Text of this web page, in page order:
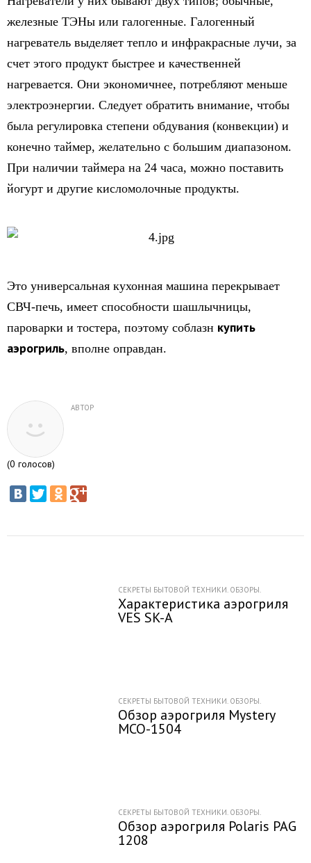
железные ТЭНы или галогенные. Галогенный
нагреватель выделяет тепло и инфракрасные лучи, за
счет этого продукт быстрее и качественней
нагревается. Они экономичнее, потребляют меньше
электроэнергии. Следует обратить внимание, чтобы
была регулировка степени обдувания (конвекции) и
конечно таймер, желательно с большим диапазоном.
При наличии таймера на 24 часа, можно поставить
йогурт и другие кисломолочные продукты.
Это универсальная кухонная машина перекрывает
СВЧ-печь, имеет способности шашлычницы,
пароварки и тостера, поэтому соблазн купить
аэрогриль, вполне оправдан.
АВТОР
(0 голосов)
СЕКРЕТЫ БЫТОВОЙ ТЕХНИКИ. ОБЗОРЫ.
Характеристика аэрогриля
VES SK-A
СЕКРЕТЫ БЫТОВОЙ ТЕХНИКИ. ОБЗОРЫ.
Обзор аэрогриля Mystery
MCO-1504
СЕКРЕТЫ БЫТОВОЙ ТЕХНИКИ. ОБЗОРЫ.
Обзор аэрогриля Polaris PAG
1208